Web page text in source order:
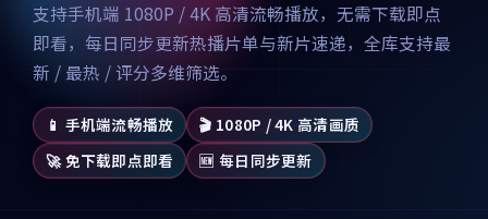
支持手机端 1080P / 4K 高清流畅播放，无需下载即点
即看，每日同步更新热播片单与新片速递，全库支持最
新 / 最热 / 评分多维筛选。
📱 手机端流畅播放
🎬 1080P / 4K 高清画质
🚀 免下载即点即看
🆕 每日同步更新